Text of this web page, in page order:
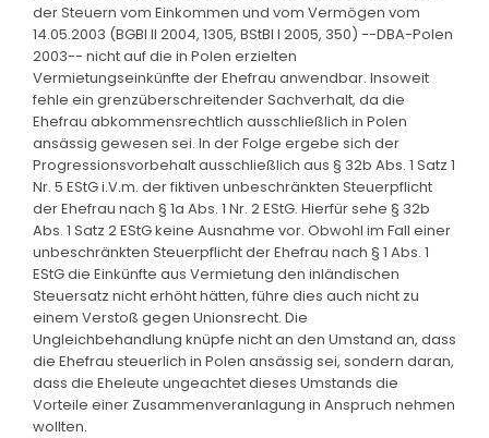
der Steuern vom Einkommen und vom Vermögen vom
14.05.2003 (BGBl II 2004, 1305, BStBl I 2005, 350) --DBA-Polen
2003-- nicht auf die in Polen erzielten
Vermietungseinkünfte der Ehefrau anwendbar. Insoweit
fehle ein grenzüberschreitender Sachverhalt, da die
Ehefrau abkommensrechtlich ausschließlich in Polen
ansässig gewesen sei. In der Folge ergebe sich der
Progressionsvorbehalt ausschließlich aus § 32b Abs. 1 Satz 1
Nr. 5 EStG i.V.m. der fiktiven unbeschränkten Steuerpflicht
der Ehefrau nach § 1a Abs. 1 Nr. 2 EStG. Hierfür sehe § 32b
Abs. 1 Satz 2 EStG keine Ausnahme vor. Obwohl im Fall einer
unbeschränkten Steuerpflicht der Ehefrau nach § 1 Abs. 1
EStG die Einkünfte aus Vermietung den inländischen
Steuersatz nicht erhöht hätten, führe dies auch nicht zu
einem Verstoß gegen Unionsrecht. Die
Ungleichbehandlung knüpfe nicht an den Umstand an, dass
die Ehefrau steuerlich in Polen ansässig sei, sondern daran,
dass die Eheleute ungeachtet dieses Umstands die
Vorteile einer Zusammenveranlagung in Anspruch nehmen
wollten.